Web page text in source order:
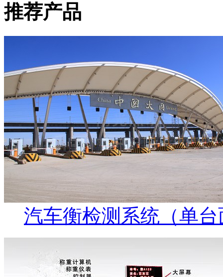
推荐产品
汽车衡检测系统（单台